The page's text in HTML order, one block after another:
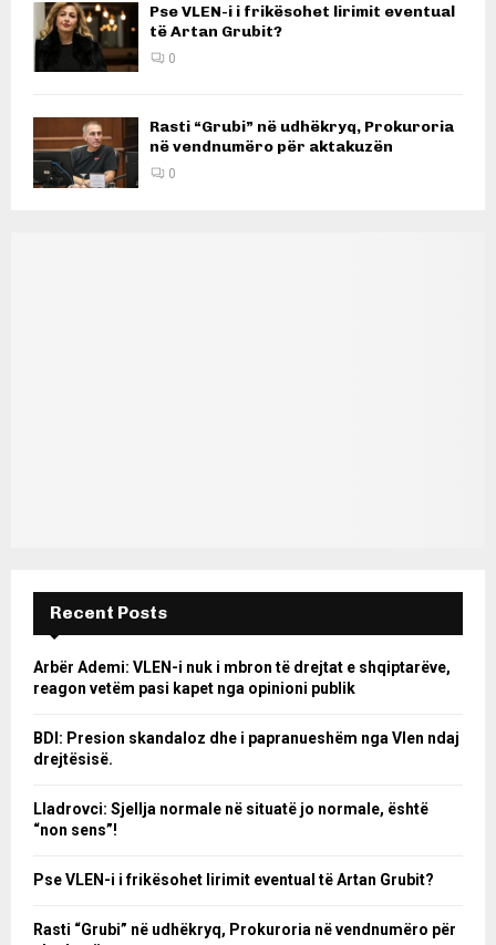
Pse VLEN-i i frikësohet lirimit eventual
të Artan Grubit?
0
Rasti “Grubi” në udhëkryq, Prokuroria
në vendnumëro për aktakuzën
0
Recent Posts
Arbër Ademi: VLEN-i nuk i mbron të drejtat e shqiptarëve,
reagon vetëm pasi kapet nga opinioni publik
BDI: Presion skandaloz dhe i papranueshëm nga Vlen ndaj
drejtësisë.
Lladrovci: Sjellja normale në situatë jo normale, është
“non sens”!
Pse VLEN-i i frikësohet lirimit eventual të Artan Grubit?
Rasti “Grubi” në udhëkryq, Prokuroria në vendnumëro për